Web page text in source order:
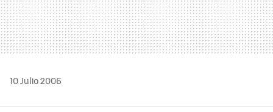
10 Julio 2006